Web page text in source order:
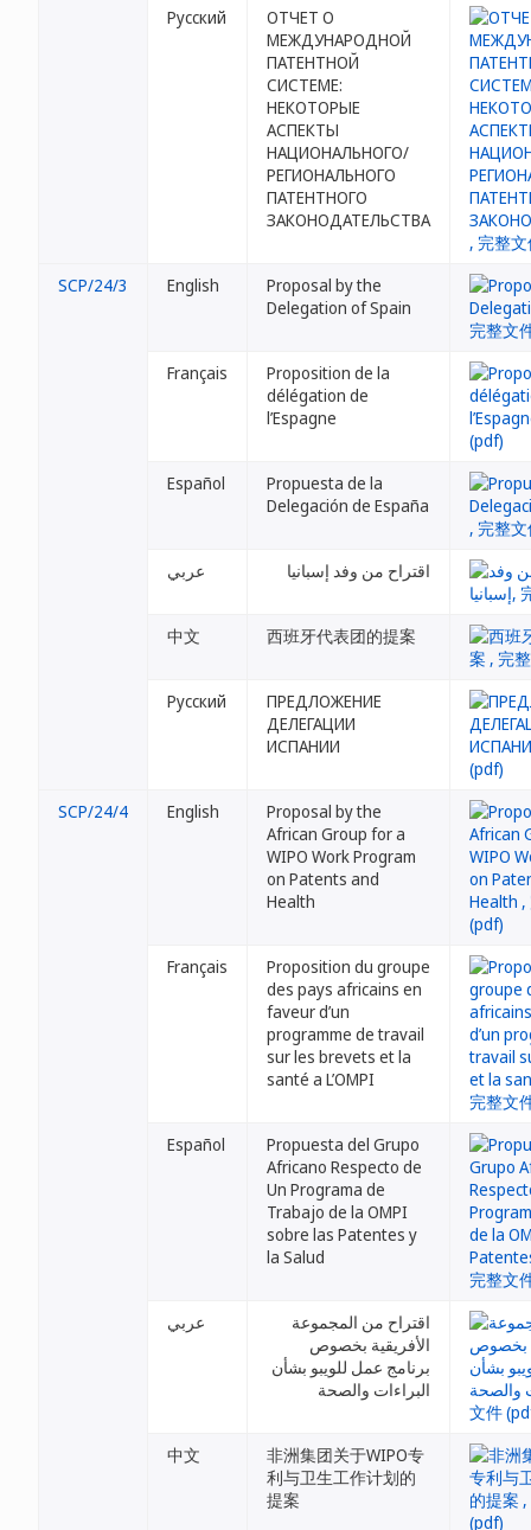
Русский
ОТЧЕТ О
МЕЖДУНАРОДНОЙ
ПАТЕНТНОЙ
СИСТЕМЕ:
НЕКОТОРЫЕ
АСПЕКТЫ
НАЦИОНАЛЬНОГО/
РЕГИОНАЛЬНОГО
ПАТЕНТНОГО
ЗАКОНОДАТЕЛЬСТВА
SCP/24/3 English
Proposal by the
Delegation of Spain
Français
Proposition de la
délégation de
l’Espagne
Español
Propuesta de la
Delegación de España
عربي اقتراح من وفد إسبانيا
中文 西班牙代表团的提案
Русский
ПРЕДЛОЖЕНИЕ
ДЕЛЕГАЦИИ
ИСПАНИИ
SCP/24/4 English
Proposal by the
African Group for a
WIPO Work Program
on Patents and
Health
Français
Proposition du groupe
des pays africains en
faveur d’un
programme de travail
sur les brevets et la
santé a L’OMPI
Español
Propuesta del Grupo
Africano Respecto de
Un Programa de
Trabajo de la OMPI
sobre las Patentes y
la Salud
عربي
اقتراح من المجموعة
الأفريقية بخصوص
برنامج عمل للويبو بشأن
البراءات والصحة
中文
非洲集团关于WIPO专
利与卫生工作计划的
提案